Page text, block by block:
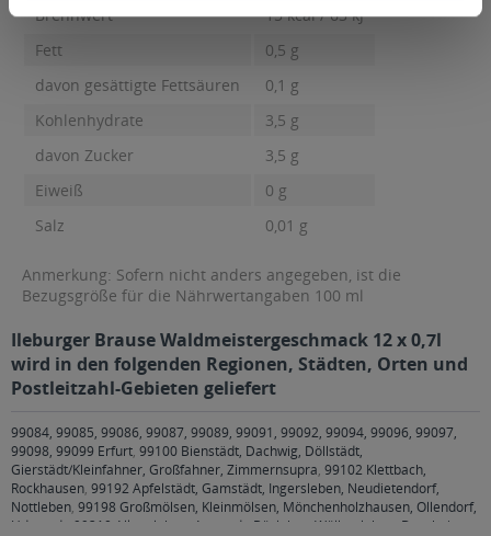
Brennwert
15 kcal / 63 kJ
Fett
0,5 g
davon gesättigte Fettsäuren
0,1 g
Kohlenhydrate
3,5 g
davon Zucker
3,5 g
Eiweiß
0 g
Salz
0,01 g
Anmerkung: Sofern nicht anders angegeben, ist die
Bezugsgröße für die Nährwertangaben 100 ml
Ileburger Brause Waldmeistergeschmack 12 x 0,7l
wird in den folgenden Regionen, Städten, Orten und
Postleitzahl-Gebieten geliefert
99084, 99085, 99086, 99087, 99089, 99091, 99092, 99094, 99096, 99097,
99098, 99099 Erfurt, 99100 Bienstädt, Dachwig, Döllstädt,
Gierstädt/Kleinfahner, Großfahner, Zimmernsupra, 99102 Klettbach,
Rockhausen, 99192 Apfelstädt, Gamstädt, Ingersleben, Neudietendorf,
Nottleben, 99198 Großmölsen, Kleinmölsen, Mönchenholzhausen, Ollendorf,
Udestedt
99310 Alkersleben, Arnstadt, Bösleben-Wüllersleben, Dornheim,